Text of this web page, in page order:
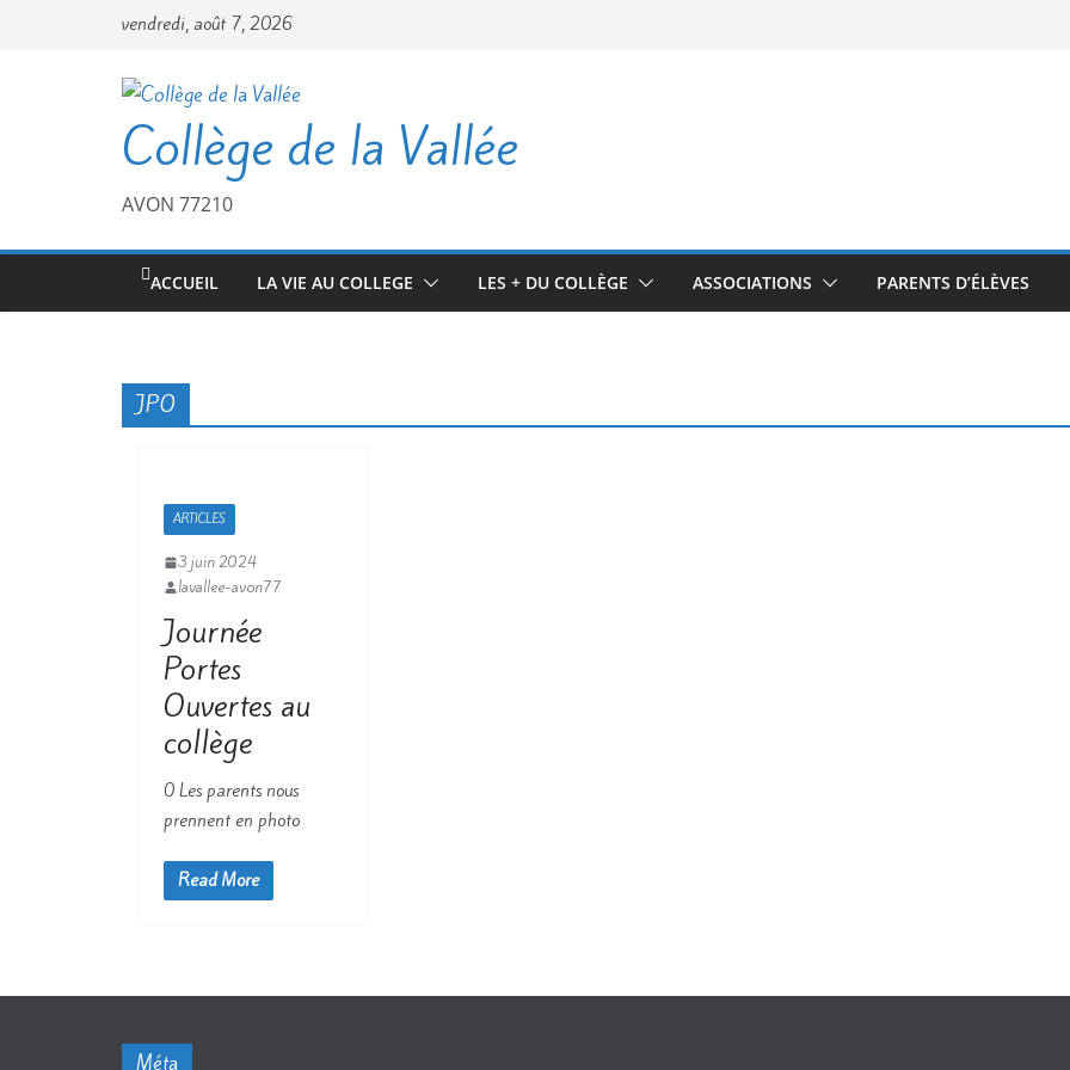
vendredi, août 7, 2026
Collège de la Vallée
AVON 77210
ACCUEIL LA VIE AU COLLEGE LES + DU COLLÈGE ASSOCIATIONS PARENTS D’ÉLÈVES
JPO
ARTICLES
3 juin 2024
lavallee-avon77
Journée
Portes
Ouvertes au
collège
0 Les parents nous
prennent en photo
Read More
Méta